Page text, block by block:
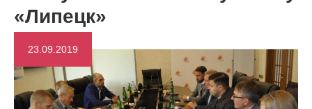
«Липецк»
23.09.2019